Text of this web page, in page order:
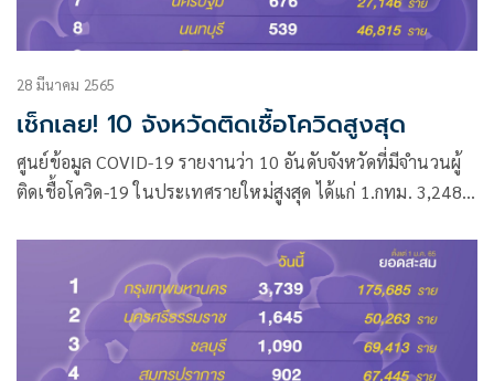
28 มีนาคม 2565
เช็กเลย! 10 จังหวัดติดเชื้อโควิดสูงสุด
ศูนย์ข้อมูล COVID-19 รายงานว่า 10 อันดับจังหวัดที่มีจำนวนผู้
ติดเชื้อโควิด-19 ในประเทศรายใหม่สูงสุด ได้แก่ 1.กทม. 3,248